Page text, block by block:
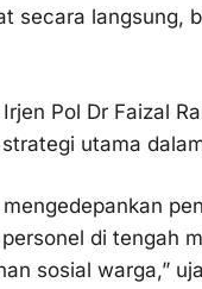
secara langsung,
Pol Dr Faizal
utama
di tengah
sosial warga,”